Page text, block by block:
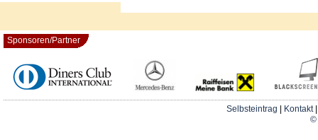
Sponsoren/Partner
Selbsteintrag Kontakt
©